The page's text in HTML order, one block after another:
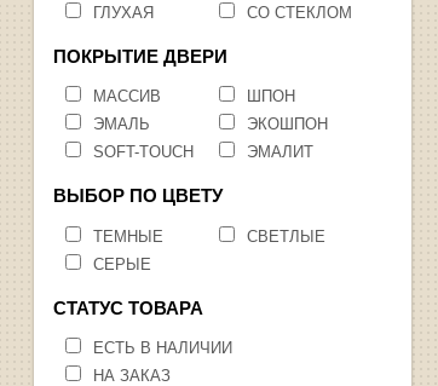
ГЛУХАЯ СО СТЕКЛОМ
ПОКРЫТИЕ ДВЕРИ
МАССИВ
ШПОН
ЭМАЛЬ
ЭКОШПОН
SOFT-TOUCH
ЭМАЛИТ
ВЫБОР ПО ЦВЕТУ
ТЕМНЫЕ
СВЕТЛЫЕ
СЕРЫЕ
СТАТУС ТОВАРА
ЕСТЬ В НАЛИЧИИ
НА ЗАКАЗ